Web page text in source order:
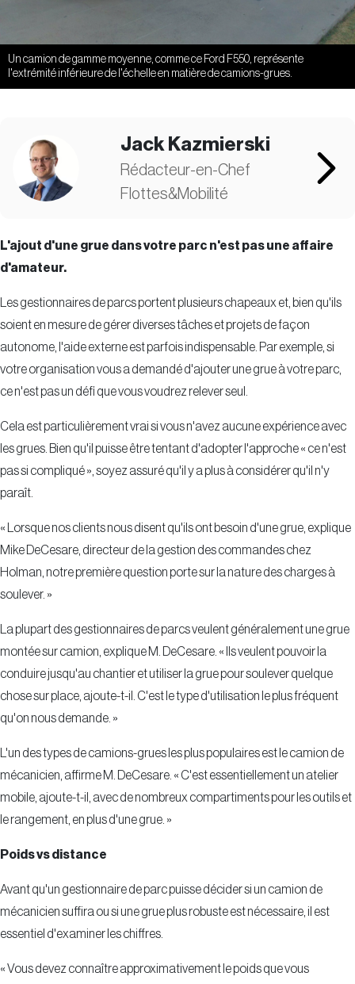
Un camion de gamme moyenne, comme ce Ford F550, représente
l'extrémité inférieure de l'échelle en matière de camions-grues.
Jack Kazmierski
Rédacteur-en-Chef
Flottes&Mobilité
L'ajout d'une grue dans votre parc n'est pas une affaire
d'amateur.
Les gestionnaires de parcs portent plusieurs chapeaux et, bien qu'ils
soient en mesure de gérer diverses tâches et projets de façon
autonome, l'aide externe est parfois indispensable. Par exemple, si
votre organisation vous a demandé d'ajouter une grue à votre parc,
ce n'est pas un défi que vous voudrez relever seul.
Cela est particulièrement vrai si vous n'avez aucune expérience avec
les grues. Bien qu'il puisse être tentant d'adopter l'approche « ce n'est
pas si compliqué », soyez assuré qu'il y a plus à considérer qu'il n'y
paraît.
« Lorsque nos clients nous disent qu'ils ont besoin d'une grue, explique
Mike DeCesare, directeur de la gestion des commandes chez
Holman, notre première question porte sur la nature des charges à
soulever. »
La plupart des gestionnaires de parcs veulent généralement une grue
montée sur camion, explique M. DeCesare. « Ils veulent pouvoir la
conduire jusqu'au chantier et utiliser la grue pour soulever quelque
chose sur place, ajoute-t-il. C'est le type d'utilisation le plus fréquent
qu'on nous demande. »
L'un des types de camions-grues les plus populaires est le camion de
mécanicien, affirme M. DeCesare. « C'est essentiellement un atelier
mobile, ajoute-t-il, avec de nombreux compartiments pour les outils et
le rangement, en plus d'une grue. »
Poids vs distance
Avant qu'un gestionnaire de parc puisse décider si un camion de
mécanicien suffira ou si une grue plus robuste est nécessaire, il est
essentiel d'examiner les chiffres.
« Vous devez connaître approximativement le poids que vous